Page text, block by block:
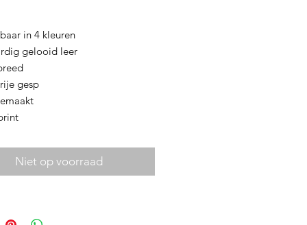
in 4 kleuren
gelooid leer
gesp
Niet op voorraad